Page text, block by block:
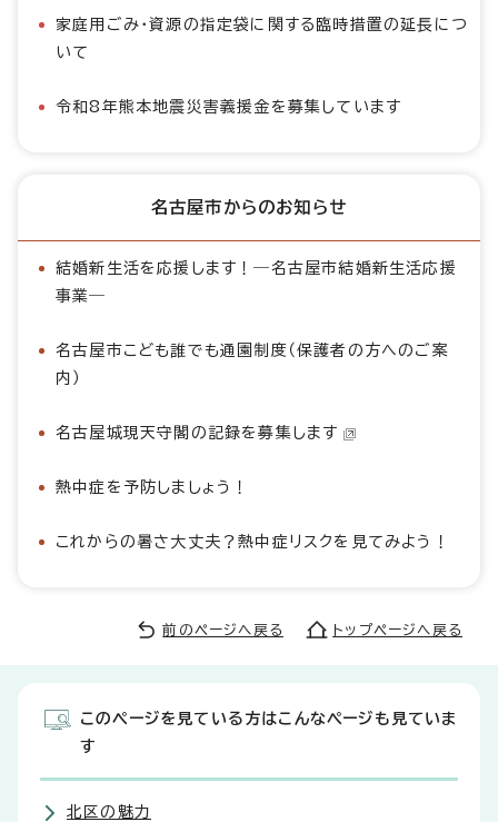
家庭用ごみ・資源の指定袋に関する臨時措置の延長につ
いて
令和8年熊本地震災害義援金を募集しています
名古屋市からのお知らせ
結婚新生活を応援します！―名古屋市結婚新生活応援
事業―
名古屋市こども誰でも通園制度（保護者の方へのご案
内）
名古屋城現天守閣の記録を募集します
熱中症を予防しましょう！
これからの暑さ大丈夫？熱中症リスクを見てみよう！
前のページへ戻る トップページへ戻る
このページを見ている方はこんなページも見ていま
す
北区の魅力